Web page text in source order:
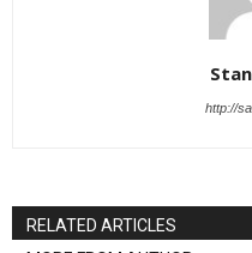
http://
RELATED ARTICLES